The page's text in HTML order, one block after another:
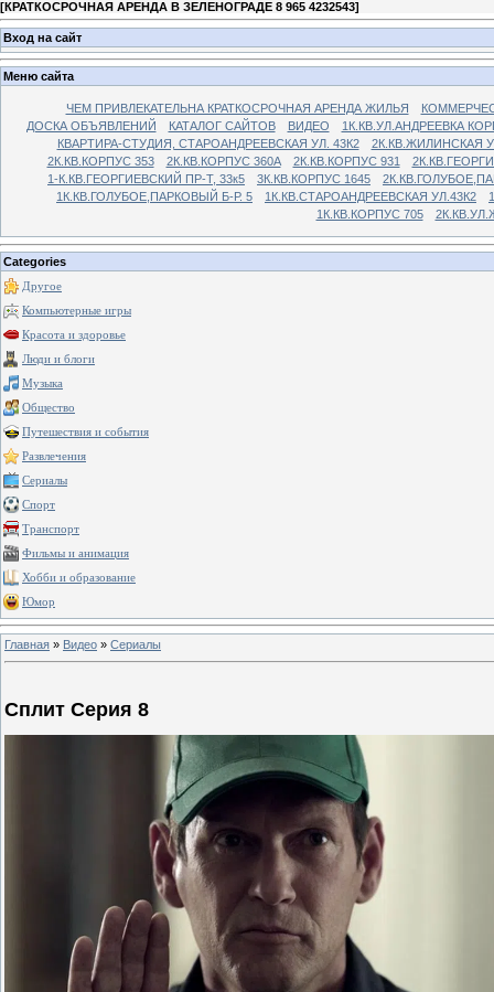
[КРАТКОСРОЧНАЯ АРЕНДА В ЗЕЛЕНОГРАДЕ 8 965 4232543]
Вход на сайт
Меню сайта
ЧЕМ ПРИВЛЕКАТЕЛЬНА КРАТКОСРОЧНАЯ АРЕНДА ЖИЛЬЯ
ДОСКА ОБЪЯВЛЕНИЙ
КАТАЛОГ САЙТОВ ВИДЕО
1К.КВ.УЛ.АНДРЕЕВКА
КВАРТИРА-СТУДИЯ, СТАРОАНДРЕЕВСКАЯ УЛ. 43К2
2К.КВ.ЖИЛИНСКАЯ
2К.КВ.КОРПУС 353
2К.КВ.КОРПУС 360А 2К.КВ.КОРПУС 931
1-К.КВ.ГЕОРГИЕВСКИЙ ПР-Т, 33к5
3К.КВ.КОРПУС 1645
1К.КВ.ГОЛУБОЕ,ПАРКОВЫЙ Б-Р. 5
1К.КВ.СТАРОАНДРЕЕВСКАЯ УЛ.43К2
1К.КВ.КОРПУС 705
Categories
Другое
Компьютерные игры
Красота и здоровье
Люди и блоги
Музыка
Общество
Путешествия и события
Развлечения
Сериалы
Спорт
Транспорт
Фильмы и анимация
Хобби и образование
Юмор
Главная » Видео » Сериалы
Сплит Серия 8